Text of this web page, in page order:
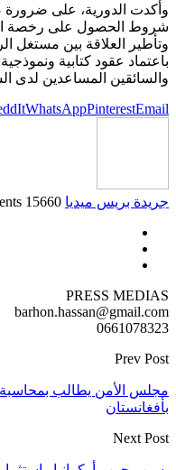
وأكدت الدورية، على
شروط الحصول على رخصة
وتأطير العلاقة بين مستغل
باعتماد عقود كتابية
والسائقين المساعدين لدى
WhatsAppPinterestEmail
جريدة بريس ميديا 15660 posts
PRESS MEDIAS
barhon.hassan@gmail.com
0661078323
Prev Post
مجلس الأمن يطالب
بأفغانستان
Next Post